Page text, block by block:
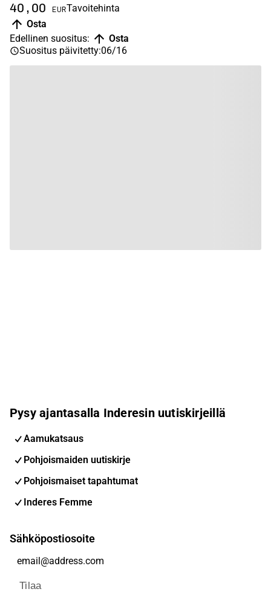
40,00 EURTavoitehinta
Osta
Edellinen suositus:
Osta
Suositus päivitetty:06/16
Pysy ajantasalla Inderesin uutiskirjeillä
Aamukatsaus
Pohjoismaiden uutiskirje
Pohjoismaiset tapahtumat
Inderes Femme
Sähköpostiosoite
Tilaa